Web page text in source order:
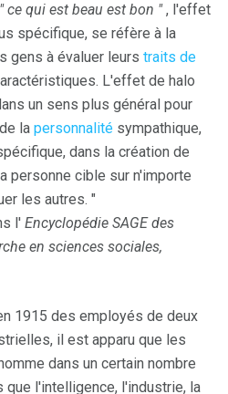
ce qui est beau est bon ", l'effet
spécifique, se réfère à la
gens à évaluer leurs traits de
L'effet de halo
un sens plus général pour
la personnalité sympathique,
dans la création de
personne cible sur n'importe
les autres. "
l' Encyclopédie SAGE des
en sciences sociales,
1915 des employés de deux
il est apparu que les
dans un certain nombre
l'intelligence, l'industrie, la